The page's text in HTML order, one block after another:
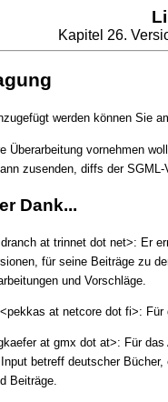
Kapitel 26.
werden können Sie
Überarbeitung vornehmen
zusenden, diffs der
Dank...
at trinnet dot net>: Er
für seine Beiträge zu
und Vorschläge.
at netcore dot fi>: Für
at gmx dot at>: Für
betreff deutscher
Beiträge.